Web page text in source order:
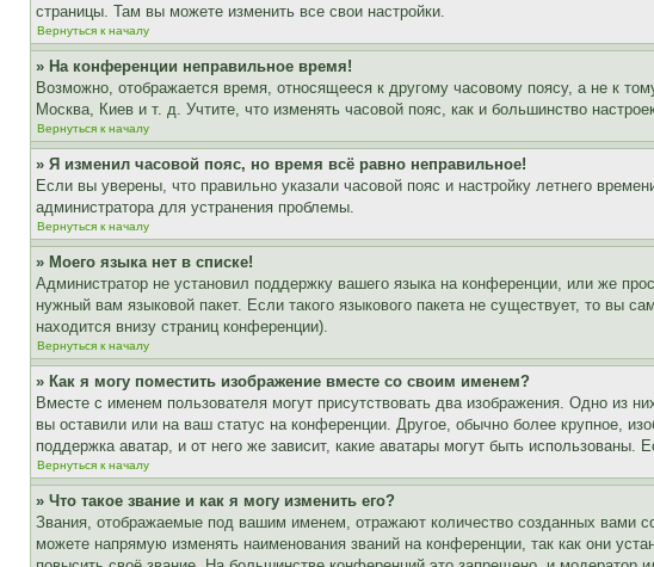
страницы. Там вы можете изменить все свои настройки.
Вернуться к началу
» На конференции неправильное время!
Возможно, отображается время, относящееся к другому часовому поясу, а не к
Москва, Киев и т. д. Учтите, что изменять часовой пояс, как и большинство
Вернуться к началу
» Я изменил часовой пояс, но время всё равно неправильное!
Если вы уверены, что правильно указали часовой пояс и настройку летнего
администратора для устранения проблемы.
Вернуться к началу
» Моего языка нет в списке!
Администратор не установил поддержку вашего языка на конференции, или же
нужный вам языковой пакет. Если такого языкового пакета не существует, то
находится внизу страниц конференции).
Вернуться к началу
» Как я могу поместить изображение вместе со своим именем?
Вместе с именем пользователя могут присутствовать два изображения. Одно из
вы оставили или на ваш статус на конференции. Другое, обычно более крупное,
поддержка аватар, и от него же зависит, какие аватары могут быть
Вернуться к началу
» Что такое звание и как я могу изменить его?
Звания, отображаемые под вашим именем, отражают количество созданных вами
можете напрямую изменять наименования званий на конференции, так как они